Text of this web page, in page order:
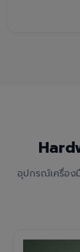
อุปกรณ์เครื่อง